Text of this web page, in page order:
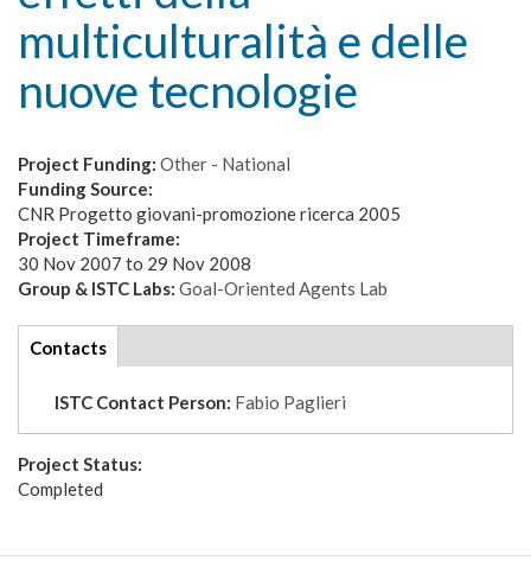
multiculturalità e delle
nuove tecnologie
Project Funding: Other - National
Funding Source:
CNR Progetto giovani-promozione ricerca 2005
Project Timeframe:
30 Nov 2007 to 29 Nov 2008
Group & ISTC Labs: Goal-Oriented Agents Lab
tabs
Contacts
tab)
ISTC Contact Person: Fabio Paglieri
Project Status:
Completed